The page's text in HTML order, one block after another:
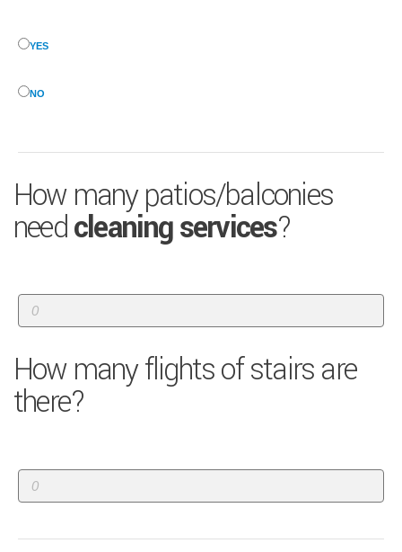
YES
NO
How many patios/balconies
needcleaning services?
How many flights of stairs are
there?